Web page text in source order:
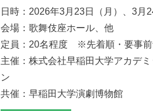
日時：2026年3月23日（月）、3月
会場：歌舞伎座ホール、他
定員：20名程度 ※先着順・要事前
主催：株式会社早稲田大学アカデ
ン
共催：早稲田大学演劇博物館